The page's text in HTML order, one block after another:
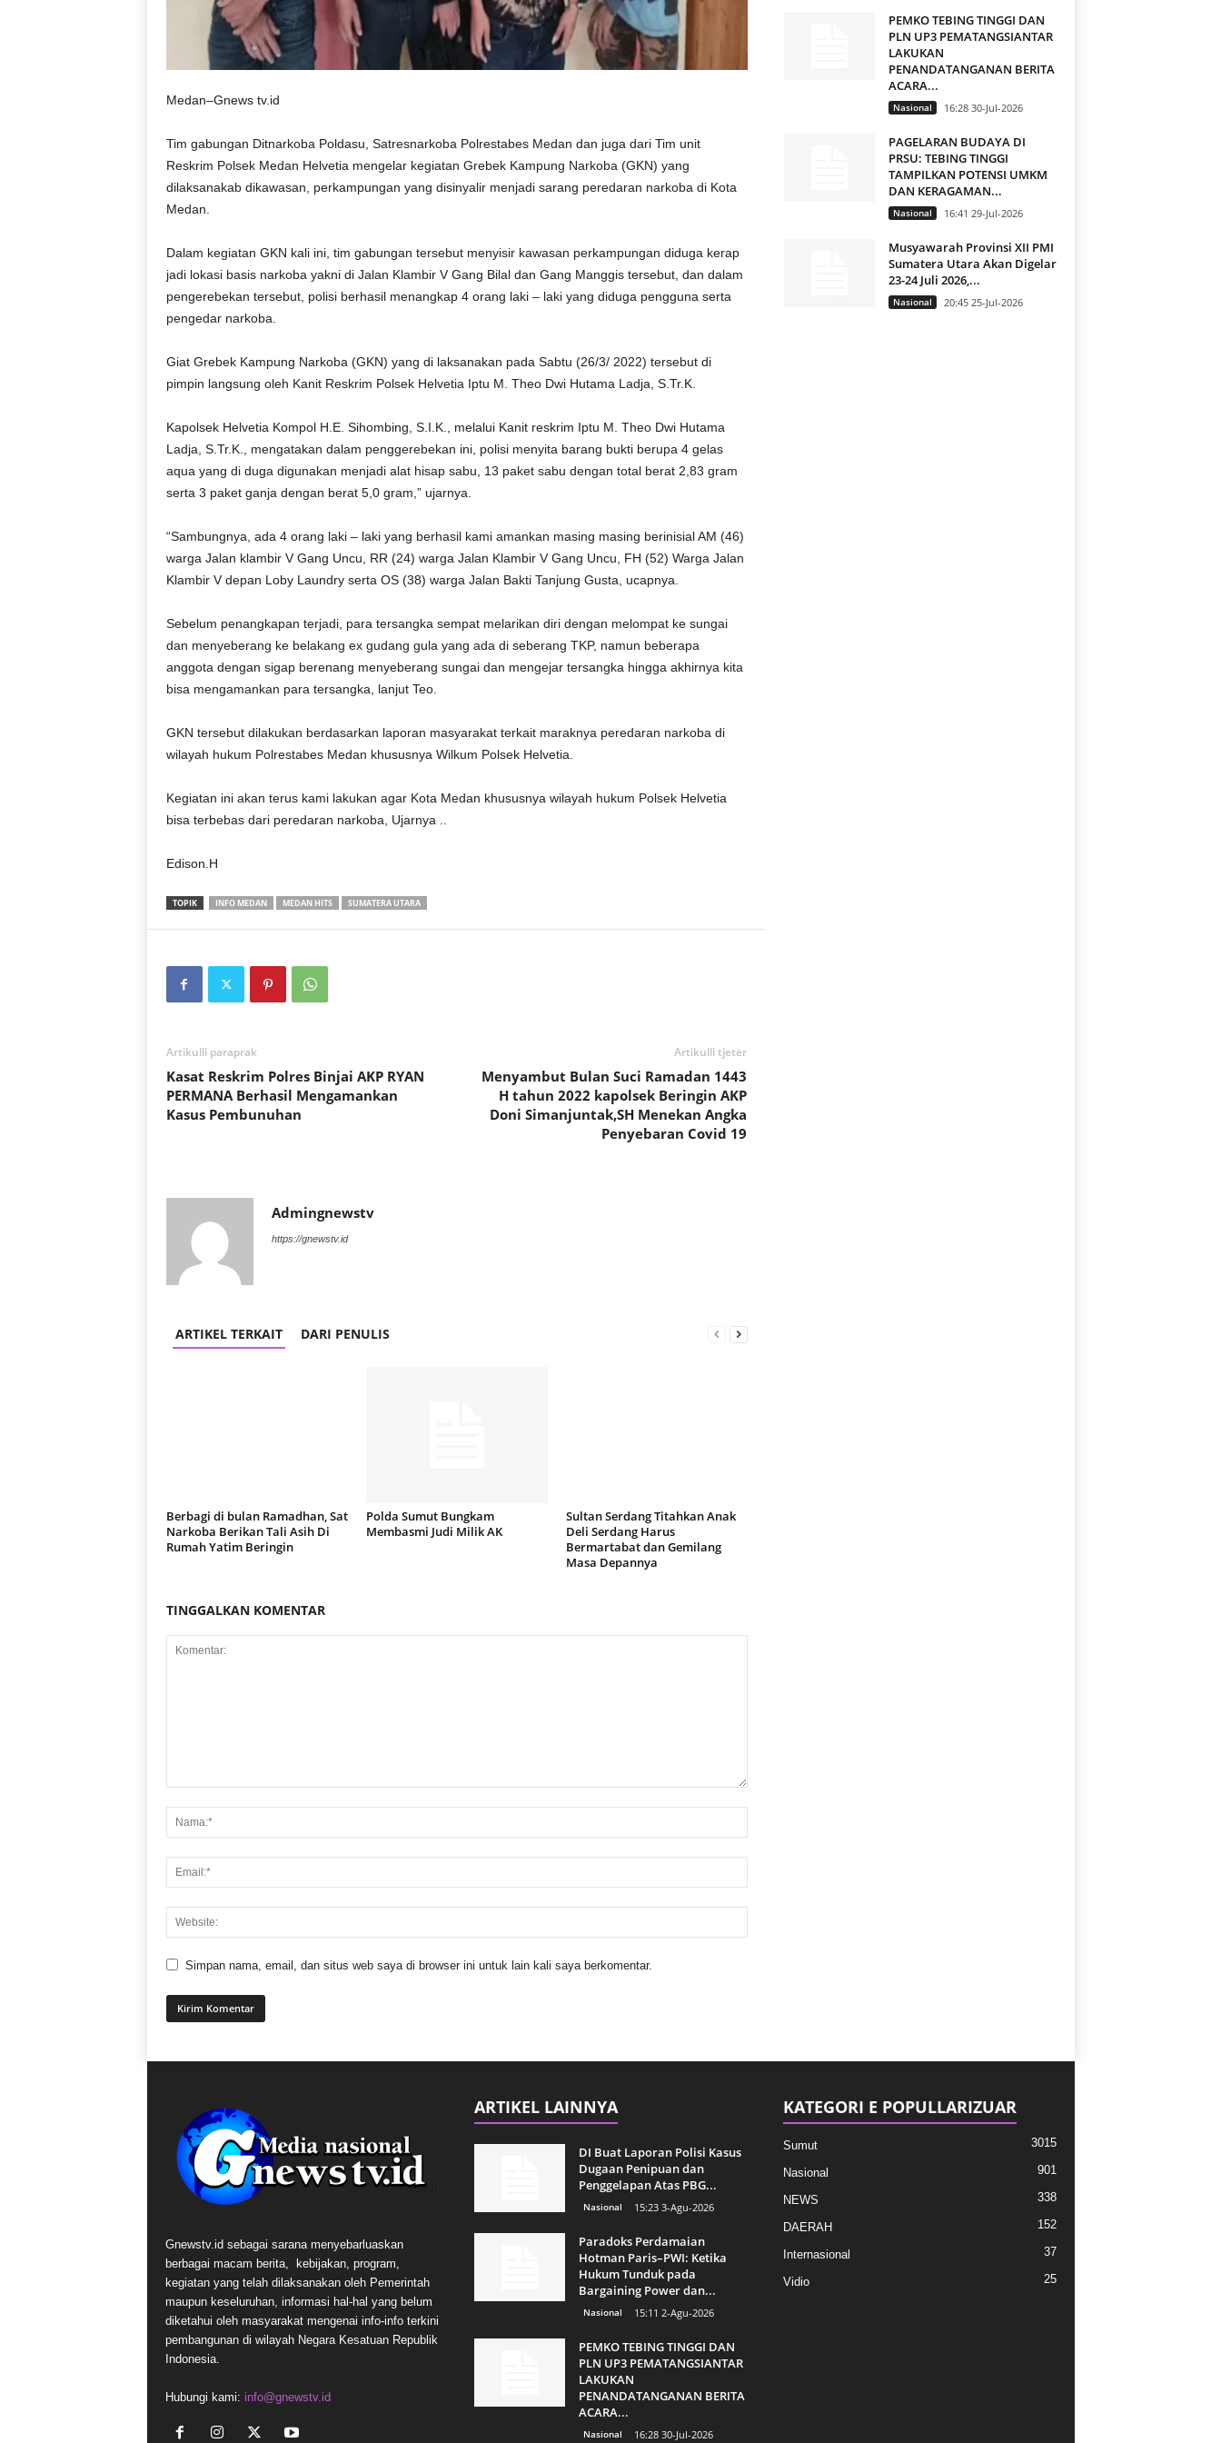
Medan–Gnews tv.id
Tim gabungan Ditnarkoba Poldasu, Satresnarkoba Polrestabes Medan dan juga dari Tim unit
Reskrim Polsek Medan Helvetia mengelar kegiatan Grebek Kampung Narkoba (GKN) yang
dilaksanakab dikawasan, perkampungan yang disinyalir menjadi sarang peredaran narkoba di Kota
Medan.
Dalam kegiatan GKN kali ini, tim gabungan tersebut menyisir kawasan perkampungan diduga kerap
jadi lokasi basis narkoba yakni di Jalan Klambir V Gang Bilal dan Gang Manggis tersebut, dan dalam
pengerebekan tersebut, polisi berhasil menangkap 4 orang laki – laki yang diduga pengguna serta
pengedar narkoba.
Giat Grebek Kampung Narkoba (GKN) yang di laksanakan pada Sabtu (26/3/ 2022) tersebut di
pimpin langsung oleh Kanit Reskrim Polsek Helvetia Iptu M. Theo Dwi Hutama Ladja, S.Tr.K.
Kapolsek Helvetia Kompol H.E. Sihombing, S.I.K., melalui Kanit reskrim Iptu M. Theo Dwi Hutama
Ladja, S.Tr.K., mengatakan dalam penggerebekan ini, polisi menyita barang bukti berupa 4 gelas
aqua yang di duga digunakan menjadi alat hisap sabu, 13 paket sabu dengan total berat 2,83 gram
serta 3 paket ganja dengan berat 5,0 gram,” ujarnya.
“Sambungnya, ada 4 orang laki – laki yang berhasil kami amankan masing masing berinisial AM (46)
warga Jalan klambir V Gang Uncu, RR (24) warga Jalan Klambir V Gang Uncu, FH (52) Warga Jalan
Klambir V depan Loby Laundry serta OS (38) warga Jalan Bakti Tanjung Gusta, ucapnya.
Sebelum penangkapan terjadi, para tersangka sempat melarikan diri dengan melompat ke sungai
dan menyeberang ke belakang ex gudang gula yang ada di seberang TKP, namun beberapa
anggota dengan sigap berenang menyeberang sungai dan mengejar tersangka hingga akhirnya kita
bisa mengamankan para tersangka, lanjut Teo.
GKN tersebut dilakukan berdasarkan laporan masyarakat terkait maraknya peredaran narkoba di
wilayah hukum Polrestabes Medan khususnya Wilkum Polsek Helvetia.
Kegiatan ini akan terus kami lakukan agar Kota Medan khususnya wilayah hukum Polsek Helvetia
bisa terbebas dari peredaran narkoba, Ujarnya ..
Edison.H
TOPIK INFO MEDAN MEDAN HITS SUMATERA UTARA
Artikulli paraprak
Kasat Reskrim Polres Binjai AKP RYAN
PERMANA Berhasil Mengamankan
Kasus Pembunuhan
Artikulli tjetër
Menyambut Bulan Suci Ramadan 1443
H tahun 2022 kapolsek Beringin AKP
Doni Simanjuntak,SH Menekan Angka
Penyebaran Covid 19
Admingnewstv
https://gnewstv.id
ARTIKEL TERKAIT DARI PENULIS
Berbagi di bulan Ramadhan, Sat
Narkoba Berikan Tali Asih Di
Rumah Yatim Beringin
Polda Sumut Bungkam
Membasmi Judi Milik AK
Sultan Serdang Titahkan Anak
Deli Serdang Harus
Bermartabat dan Gemilang
Masa Depannya
TINGGALKAN KOMENTAR
Simpan nama, email, dan situs web saya di browser ini untuk lain kali saya berkomentar.
PEMKO TEBING TINGGI DAN
PLN UP3 PEMATANGSIANTAR
LAKUKAN
PENANDATANGANAN BERITA
ACARA...
Nasional 16:28 30-Jul-2026
PAGELARAN BUDAYA DI
PRSU: TEBING TINGGI
TAMPILKAN POTENSI UMKM
DAN KERAGAMAN...
Nasional 16:41 29-Jul-2026
Musyawarah Provinsi XII PMI
Sumatera Utara Akan Digelar
23-24 Juli 2026,...
Nasional 20:45 25-Jul-2026
Gnewstv.id sebagai sarana menyebarluaskan
berbagai macam berita, kebijakan, program,
kegiatan yang telah dilaksanakan oleh Pemerintah
maupun keseluruhan, informasi hal-hal yang belum
diketahui oleh masyarakat mengenai info-info terkini
pembangunan di wilayah Negara Kesatuan Republik
Indonesia.
Hubungi kami: info@gnewstv.id
ARTIKEL LAINNYA
DI Buat Laporan Polisi Kasus
Dugaan Penipuan dan
Penggelapan Atas PBG...
Nasional 15:23 3-Agu-2026
Paradoks Perdamaian
Hotman Paris–PWI: Ketika
Hukum Tunduk pada
Bargaining Power dan...
Nasional 15:11 2-Agu-2026
PEMKO TEBING TINGGI DAN
PLN UP3 PEMATANGSIANTAR
LAKUKAN
PENANDATANGANAN BERITA
ACARA...
Nasional 16:28 30-Jul-2026
KATEGORI E POPULLARIZUAR
Sumut 3015
Nasional 901
NEWS 338
DAERAH 152
Internasional 37
Vidio 25